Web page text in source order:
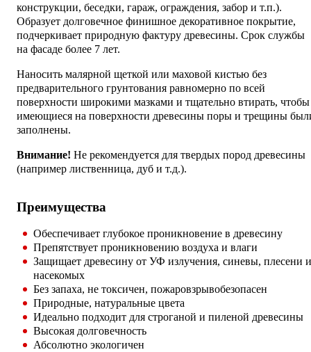
конструкции, беседки, гараж, ограждения, забор и т.п.).
Образует долговечное финишное декоративное покрытие,
подчеркивает природную фактуру древесины. Срок службы
на фасаде более 7 лет.
Наносить малярной щеткой или маховой кистью без
предварительного грунтования равномерно по всей
поверхности широкими мазками и тщательно втирать, чтобы
имеющиеся на поверхности древесины поры и трещины
заполнены.
Внимание! Не рекомендуется для твердых пород древесины
(например лиственница, дуб и т.д.).
Преимущества
Обеспечивает глубокое проникновение в древесину
Препятствует проникновению воздуха и влаги
Защищает древесину от УФ излучения, синевы, плесени и
насекомых
Без запаха, не токсичен, пожаровзрывобезопасен
Природные, натуральные цвета
Идеально подходит для строганой и пиленой древесины
Высокая долговечность
Абсолютно экологичен